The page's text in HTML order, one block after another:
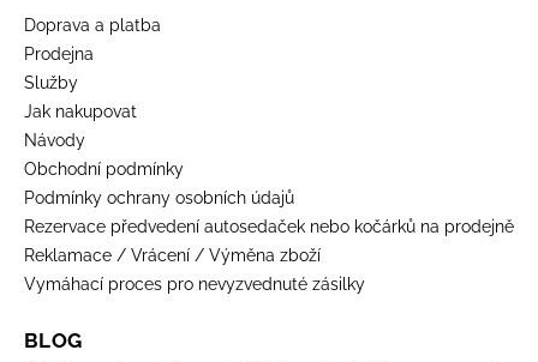
Doprava a platba
Prodejna
Služby
Jak nakupovat
Návody
Obchodní podmínky
Podmínky ochrany osobních údajů
Rezervace předvedení autosedaček nebo kočárků na prodejně
Reklamace / Vrácení / Výměna zboží
Vymáhací proces pro nevyzvednuté zásilky
BLOG